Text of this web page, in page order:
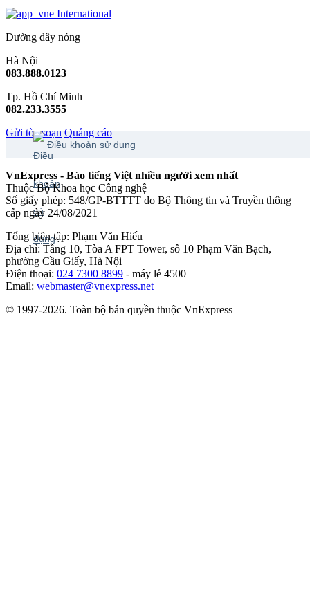
International
Đường dây nóng
Hà Nội
083.888.0123
Tp. Hồ Chí Minh
082.233.3555
Gửi tòa soạn Quảng cáo
Điều khoản sử dụng
VnExpress - Báo tiếng Việt nhiều người xem nhất
Thuộc Bộ Khoa học Công nghệ
Số giấy phép: 548/GP-BTTTT do Bộ Thông tin và Truyền thông
cấp ngày 24/08/2021
Tổng biên tập: Phạm Văn Hiếu
Địa chỉ: Tầng 10, Tòa A FPT Tower, số 10 Phạm Văn Bạch,
phường Cầu Giấy, Hà Nội
Điện thoại: 024 7300 8899 - máy lẻ 4500
Email: webmaster@vnexpress.net
© 1997-2026. Toàn bộ bản quyền thuộc VnExpress